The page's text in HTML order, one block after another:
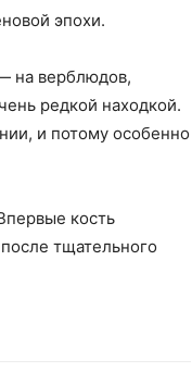
эпохи.
на верблюдов,
редкой находкой.
и потому особенно
кость
тщательного